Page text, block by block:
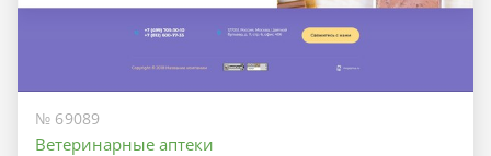
№ 69089
Ветеринарные аптеки